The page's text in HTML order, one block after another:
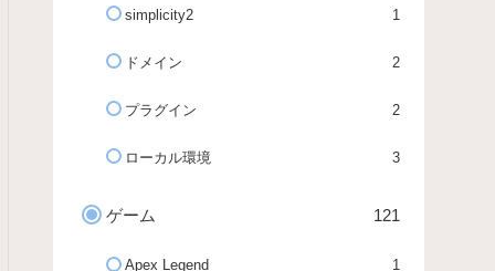
simplicity2 1
ドメイン 2
プラグイン 2
ローカル環境 3
ゲーム 121
Apex Legend 1